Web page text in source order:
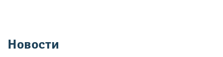
Новости